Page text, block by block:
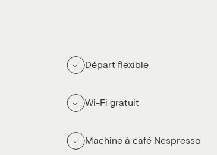
Départ flexible
Wi-Fi gratuit
Machine à café Nespresso